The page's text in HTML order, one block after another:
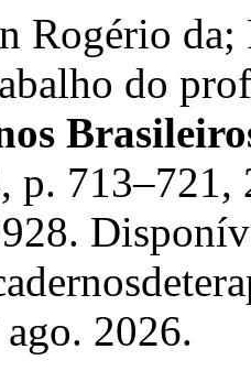
Rogério
do
p.
2026.